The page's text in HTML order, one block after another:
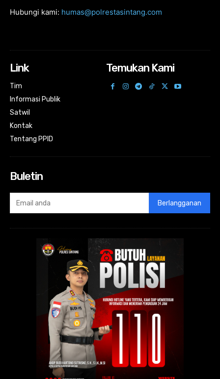
Hubungi kami: humas@polrestasintang.com
Link
Tim
Informasi Publik
Satwil
Kontak
Tentang PPID
Temukan Kami
Buletin
Berlangganan